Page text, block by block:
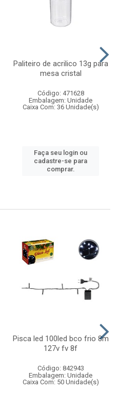
Paliteiro de acrilico 13g para
mesa cristal
Código: 471628
Embalagem: Unidade
Caixa Com: 36 Unidade(s)
Faça seu login ou
cadastre-se para
comprar.
Pisca led 100led bco frio 8m
127v fv 8f
Código: 842943
Embalagem: Unidade
Caixa Com: 50 Unidade(s)